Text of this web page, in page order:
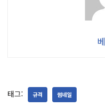
태그: 규격 썸네일